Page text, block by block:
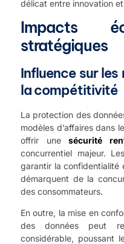
délicat entre innovation
Impacts
stratégiques
Influence sur les
la compétitivité
La protection des
modèles d’affaires dans
offrir unesécurité
concurrentiel majeur.
garantir la confidentialité
démarquent de la
des consommateurs.
En outre, la mise en
des données peut
considérable, poussant